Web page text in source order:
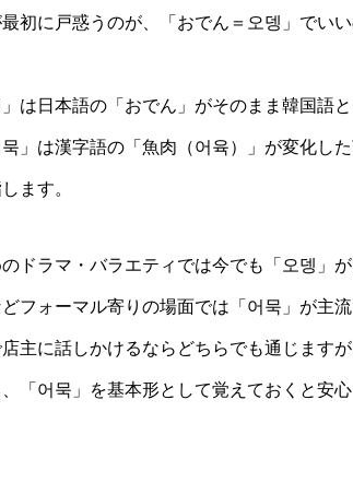
初に戸惑うのが、「おでん＝오뎅」でい
は日本語の「おでん」がそのまま韓国語
」は漢字語の「魚肉（어육）」が変化し
ます。
ドラマ・バラエティでは今でも「오뎅」
フォーマル寄りの場面では「어묵」が主流
主に話しかけるならどちらでも通じます
「어묵」を基本形として覚えておくと安心